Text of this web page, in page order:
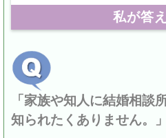
私が答
「家族や知人に結婚相談
知られたくありません。」